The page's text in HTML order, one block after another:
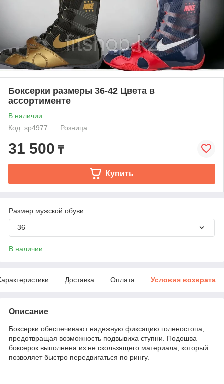
Боксерки размеры 36-42 Цвета в
ассортименте
В наличии
Код: sp4977
Розница
31 500 ₸
Купить
Размер мужской обуви
36
В наличии
Доставка Оплата Условия возврата
Описание
Боксерки обеспечивают надежную фиксацию голеностопа,
предотвращая возможность подвывиха ступни. Подошва
боксерок выполнена из не скользящего материала, который
позволяет быстро передвигаться по рингу.